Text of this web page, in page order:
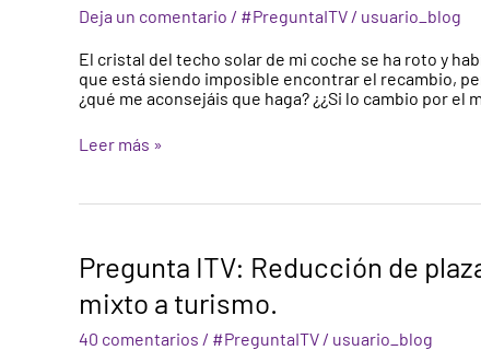
técnica
algo?
Deja un comentario / #PreguntaITV / usuario_blog
El cristal del techo solar de mi coche se ha roto y
que está siendo imposible encontrar el recambio,
¿qué me aconsejáis que haga? ¿¿Si lo cambio por el
solar
mi
coche
se
ha
y
una
placa
de
metacrilato,
pero
Leer más »
Pregunta ITV: Reducción de
mixto a turismo.
40 comentarios / #PreguntaITV / usuario_blog
Pregunta
ITV:
Reducción
de
plazas